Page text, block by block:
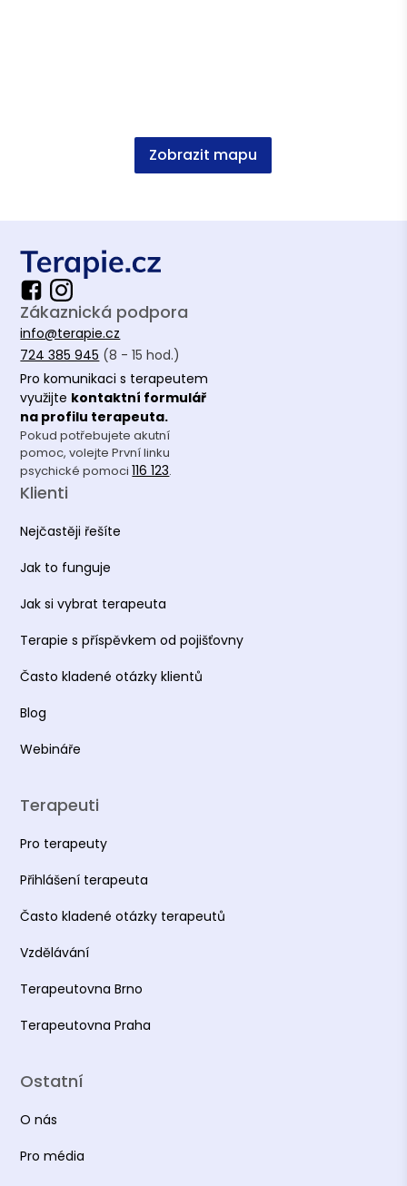
Zobrazit mapu
Zákaznická podpora
info@terapie.cz
724 385 945 (8 - 15 hod.)
Pro komunikaci s terapeutem
využijte kontaktní formulář
na profilu terapeuta.
Pokud potřebujete akutní
pomoc, volejte První linku
psychické pomoci116 123.
Klienti
Nejčastěji řešíte
Jak to funguje
Jak si vybrat terapeuta
Terapie s příspěvkem od pojišťovny
Často kladené otázky klientů
Blog
Webináře
Terapeuti
Pro terapeuty
Přihlášení terapeuta
Často kladené otázky terapeutů
Vzdělávání
Terapeutovna Brno
Terapeutovna Praha
Ostatní
O nás
Pro média